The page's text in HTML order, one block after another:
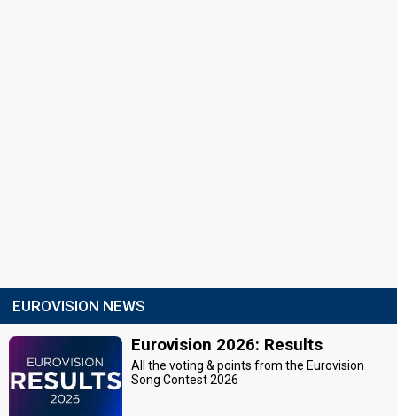
EUROVISION NEWS
Eurovision 2026: Results
All the voting & points from the Eurovision
Song Contest 2026